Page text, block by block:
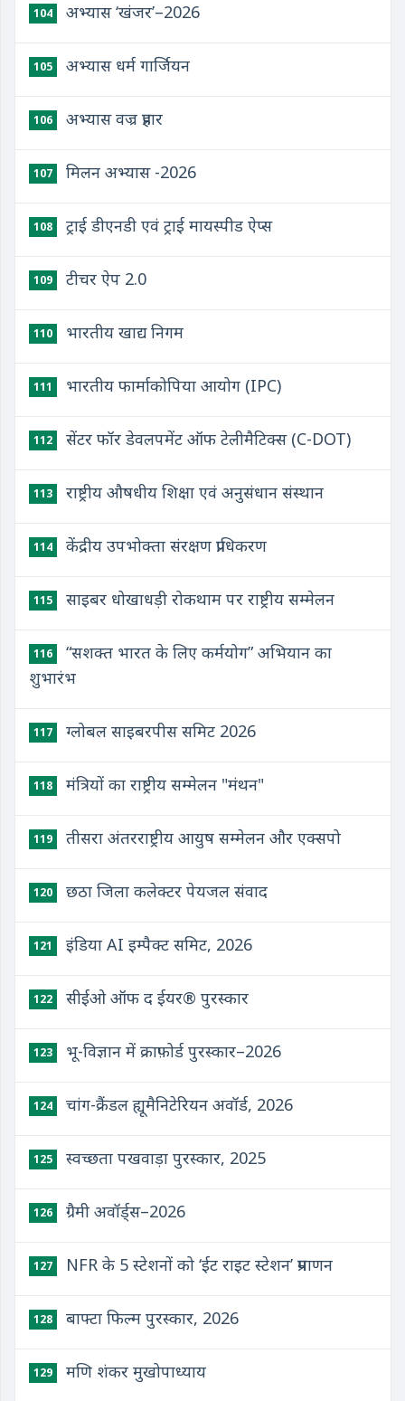
104 अभ्यास ‘खंजर’–2026
105 अभ्यास धर्म गार्जियन
106 अभ्यास वज्र प्रहार
107 मिलन अभ्यास -2026
108 ट्राई डीएनडी एवं ट्राई मायस्पीड ऐप्स
109 टीचर ऐप 2.0
110 भारतीय खाद्य निगम
111 भारतीय फार्माकोपिया आयोग (IPC)
112 सेंटर फॉर डेवलपमेंट ऑफ टेलीमैटिक्स (C-DOT)
113 राष्ट्रीय औषधीय शिक्षा एवं अनुसंधान संस्थान
114 केंद्रीय उपभोक्ता संरक्षण प्राधिकरण
115 साइबर धोखाधड़ी रोकथाम पर राष्ट्रीय सम्मेलन
116
“सशक्त भारत के लिए कर्मयोग” अभियान का
शुभारंभ
117 ग्लोबल साइबरपीस समिट 2026
118 मंत्रियों का राष्ट्रीय सम्मेलन "मंथन"
119 तीसरा अंतरराष्ट्रीय आयुष सम्मेलन और एक्सपो
120 छठा जिला कलेक्टर पेयजल संवाद
121 इंडिया AI इम्पैक्ट समिट, 2026
122 सीईओ ऑफ द ईयर® पुरस्कार
123 भू-विज्ञान में क्राफ़ोर्ड पुरस्कार–2026
124 चांग-क्रैंडल ह्यूमैनिटेरियन अवॉर्ड, 2026
125 स्वच्छता पखवाड़ा पुरस्कार, 2025
126 ग्रैमी अवॉर्ड्स–2026
127 NFR के 5 स्टेशनों को ‘ईट राइट स्टेशन’ प्रमाणन
128 बाफ्टा फिल्म पुरस्कार, 2026
129 मणि शंकर मुखोपाध्याय